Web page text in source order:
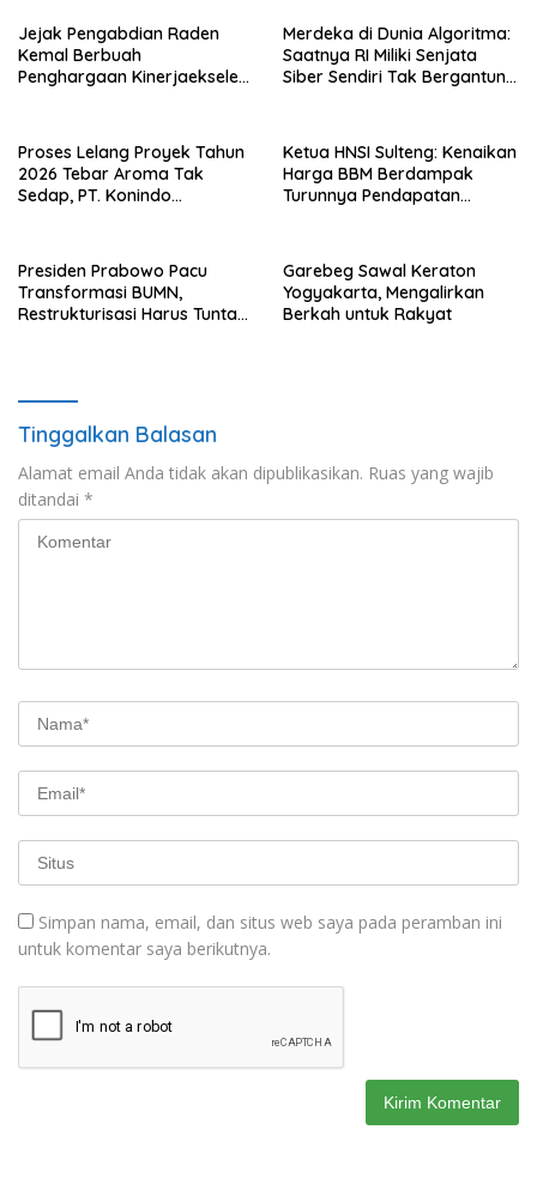
Jejak Pengabdian Raden
Kemal Berbuah
Penghargaan Kinerjaekselen
Merdeka di Dunia Algoritma:
Saatnya RI Miliki Senjata
Siber Sendiri Tak Bergantung
Proses Lelang Proyek Tahun
2026 Tebar Aroma Tak
Sedap, PT. Konindo
Ketua HNSI Sulteng: Kenaikan
Harga BBM Berdampak
Turunnya Pendapatan
Presiden Prabowo Pacu
Transformasi BUMN,
Restrukturisasi Harus Tuntas
Garebeg Sawal Keraton
Yogyakarta, Mengalirkan
Berkah untuk Rakyat
Tinggalkan Balasan
Alamat email Anda tidak akan dipublikasikan. Ruas yang wajib
ditandai *
Simpan nama, email, dan situs web saya pada peramban ini
untuk komentar saya berikutnya.